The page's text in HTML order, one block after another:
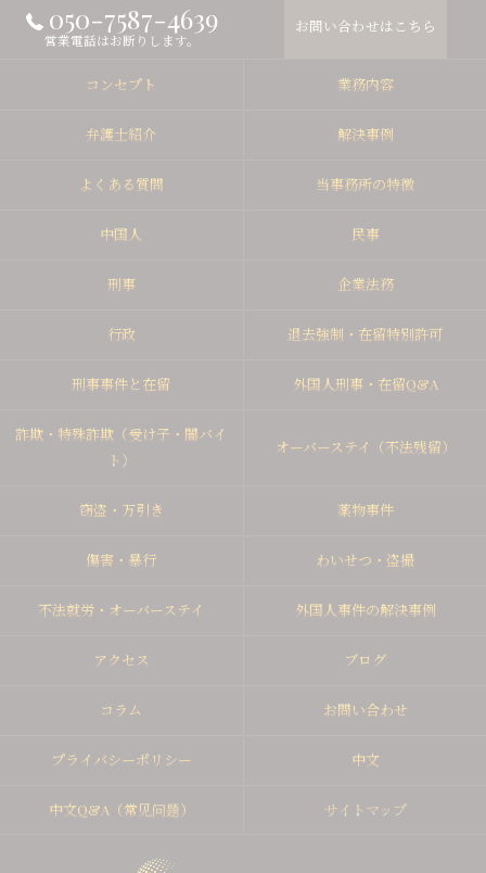
050-7587-4639
営業電話はお断りします。
お問い合わせはこちら
コンセプト 業務内容
弁護士紹介 解決事例
よくある質問 当事務所の特徴
中国人 民事
刑事 企業法務
行政 退去強制・在留特別許可
刑事事件と在留 外国人刑事・在留Q&A
詐欺・特殊詐欺（受け子・闇バイ
ト）
オーバーステイ（不法残留）
窃盗・万引き 薬物事件
傷害・暴行 わいせつ・盗撮
不法就労・オーバーステイ 外国人事件の解決事例
アクセス ブログ
コラム お問い合わせ
プライバシーポリシー 中文
中文Q&A（常见问题） サイトマップ